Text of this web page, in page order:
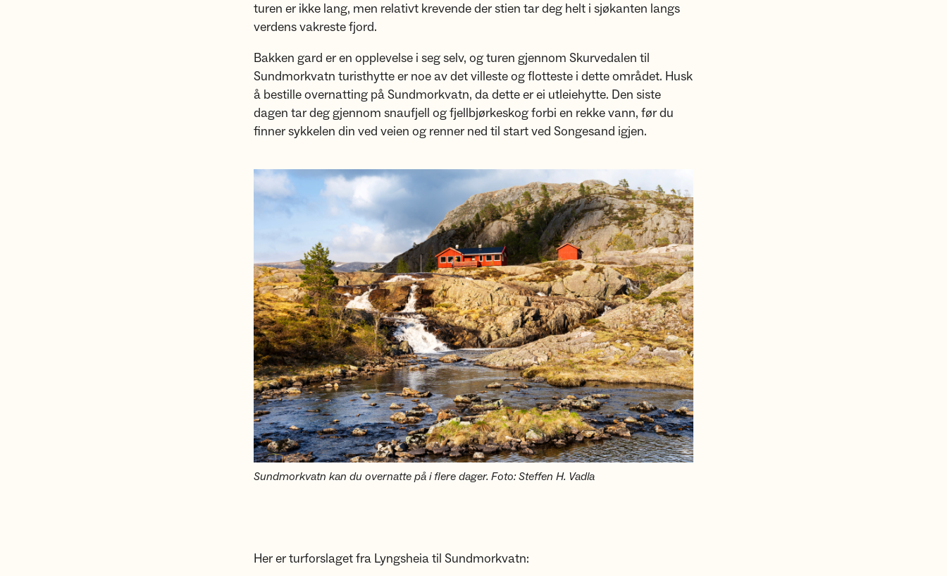
turen er ikke lang, men relativt krevende der stien tar deg helt i sjøkanten langs
verdens vakreste fjord.
Bakken gard er en opplevelse i seg selv, og turen gjennom Skurvedalen til
Sundmorkvatn turisthytte er noe av det villeste og flotteste i dette området. Husk
å bestille overnatting på Sundmorkvatn, da dette er ei utleiehytte. Den siste
dagen tar deg gjennom snaufjell og fjellbjørkeskog forbi en rekke vann, før du
finner sykkelen din ved veien og renner ned til start ved Songesand igjen.
Sundmorkvatn kan du overnatte på i flere dager. Foto: Steffen H. Vadla
Her er turforslaget fra Lyngsheia til Sundmorkvatn: